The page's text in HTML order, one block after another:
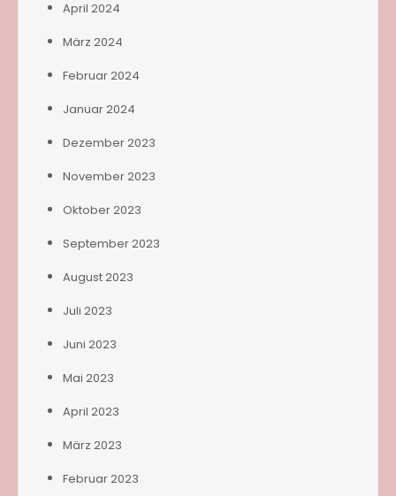
April 2024
März 2024
Februar 2024
Januar 2024
Dezember 2023
November 2023
Oktober 2023
September 2023
August 2023
Juli 2023
Juni 2023
Mai 2023
April 2023
März 2023
Februar 2023